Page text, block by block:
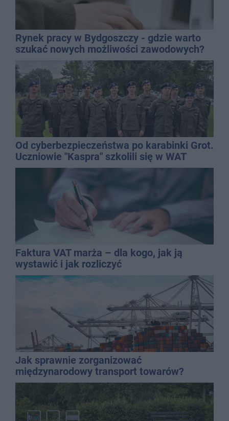
Rynek pracy w Bydgoszczy - gdzie warto
szukać nowych możliwości zawodowych?
Od cyberbezpieczeństwa po karabinki Grot.
Uczniowie "Kaspra" szkolili się w WAT
Faktura VAT marża – dla kogo, jak ją
wystawić i jak rozliczyć
Jak sprawnie zorganizować
międzynarodowy transport towarów?